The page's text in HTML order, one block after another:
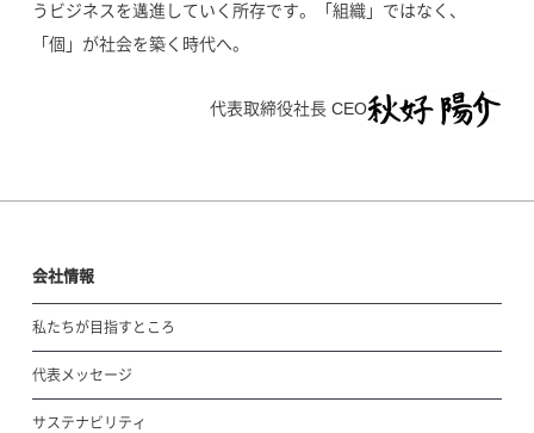
うビジネスを邁進していく所存です。「組織」ではなく、
「個」が社会を築く時代へ。
代表取締役社長 CEO
会社情報
私たちが目指すところ
代表メッセージ
サステナビリティ